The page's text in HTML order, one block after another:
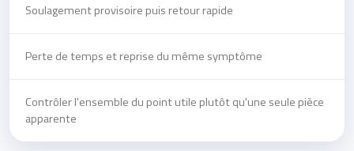
Soulagement provisoire puis retour rapide
Perte de temps et reprise du même symptôme
Contrôler l'ensemble du point utile plutôt qu'une seule pièce
apparente